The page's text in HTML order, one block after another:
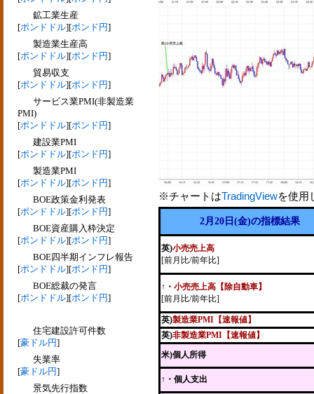
鉱工業生産
[ポンドドル][ポンド円]
製造業生産高
[ポンドドル][ポンド円]
貿易収支
[ポンドドル][ポンド円]
サービス業PMI(非製造業
PMI)
[ポンドドル][ポンド円]
建設業PMI
[ポンドドル][ポンド円]
製造業PMI
[ポンドドル][ポンド円]
BOE政策金利発表
[ポンドドル][ポンド円]
BOE資産購入枠決定
[ポンドドル][ポンド円]
BOE四半期インフレ報告
[ポンドドル][ポンド円]
BOE総裁の発言
[ポンドドル][ポンド円]
住宅建設許可件数
[豪ドル円]
失業率
[豪ドル円]
景気先行指数
※チャートはTradingViewを使用
2月20日(金)の指標結果
英)小売売上高
[前月比/前年比]
↑ ・ 小売売上高【除自動車】
[前月比/前年比]
英)製造業PMI【速報値】
英)非製造業PMI【速報値】
米)個人所得
↑・個人支出